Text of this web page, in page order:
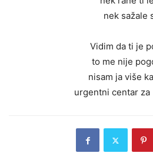
nek sažale
Vidim da ti je
to me nije
nisam ja više
urgentni centar